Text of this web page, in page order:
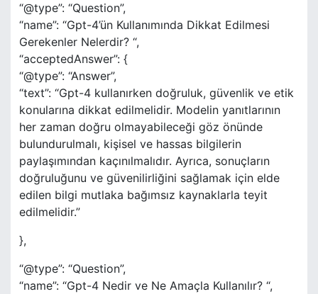
“@type”: “Question”,
“name”: “Gpt-4’ün Kullanımında Dikkat Edilmesi
Gerekenler Nelerdir? “,
“acceptedAnswer”: {
“@type”: “Answer”,
“text”: “Gpt-4 kullanırken doğruluk, güvenlik ve etik
konularına dikkat edilmelidir. Modelin yanıtlarının
her zaman doğru olmayabileceği göz önünde
bulundurulmalı, kişisel ve hassas bilgilerin
paylaşımından kaçınılmalıdır. Ayrıca, sonuçların
doğruluğunu ve güvenilirliğini sağlamak için elde
edilen bilgi mutlaka bağımsız kaynaklarla teyit
edilmelidir.”
},
“@type”: “Question”,
“name”: “Gpt-4 Nedir ve Ne Amaçla Kullanılır? “,